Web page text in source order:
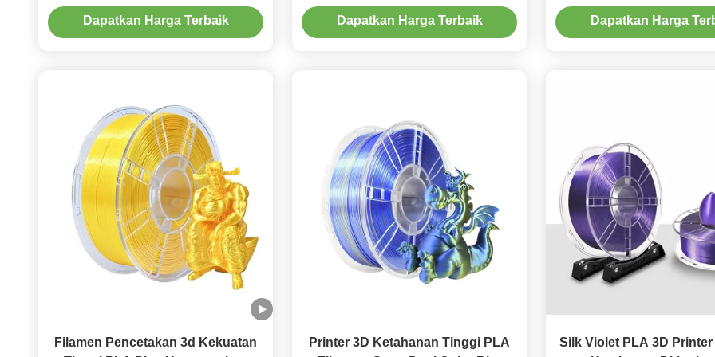
Biru Hijau Warna Ganda 1KG
Dapatkan Harga Terbaik
Berat Bruto 1,5kg untuk Output
Dapatkan Harga Terbaik
2 in 1 Coextrusion
Dapatkan Harga
Filamen Pencetakan 3d Kekuatan
Printer 3D Ketahanan Tinggi PLA
Silk Violet PLA 3D